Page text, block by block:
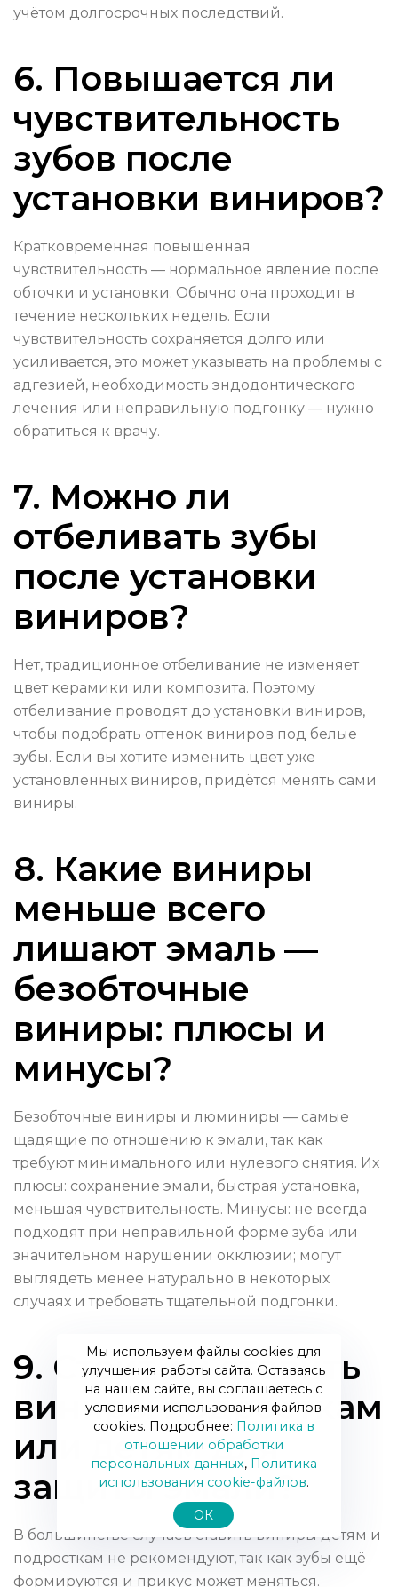
учётом долгосрочных последствий.
6. Повышается ли
чувствительность
зубов после
установки виниров?
Кратковременная повышенная
чувствительность — нормальное явление после
обточки и установки. Обычно она проходит в
течение нескольких недель. Если
чувствительность сохраняется долго или
усиливается, это может указывать на проблемы с
адгезией, необходимость эндодонтического
лечения или неправильную подгонку — нужно
обратиться к врачу.
7. Можно ли
отбеливать зубы
после установки
виниров?
Нет, традиционное отбеливание не изменяет
цвет керамики или композита. Поэтому
отбеливание проводят до установки виниров,
чтобы подобрать оттенок виниров под белые
зубы. Если вы хотите изменить цвет уже
установленных виниров, придётся менять сами
виниры.
8. Какие виниры
меньше всего
лишают эмаль —
безобточные
виниры: плюсы и
минусы?
Безобточные виниры и люминиры — самые
щадящие по отношению к эмали, так как
требуют минимального или нулевого снятия. Их
плюсы: сохранение эмали, быстрая установка,
меньшая чувствительность. Минусы: не всегда
подходят при неправильной форме зуба или
значительном нарушении окклюзии; могут
выглядеть менее натурально в некоторых
случаях и требовать тщательной подгонки.
9. Стоит ли ставить
виниры подросткам
или детям для
защиты эмали?
В большинстве случаев ставить виниры детям и
подросткам не рекомендуют, так как зубы ещё
формируются и прикус может меняться.
Мы используем файлы cookies для
улучшения работы сайта. Оставаясь
на нашем сайте, вы соглашаетесь с
условиями использования файлов
cookies. Подробнее: Политика в
отношении обработки
персональных данных, Политика
использования сookie-файлов.
ОК